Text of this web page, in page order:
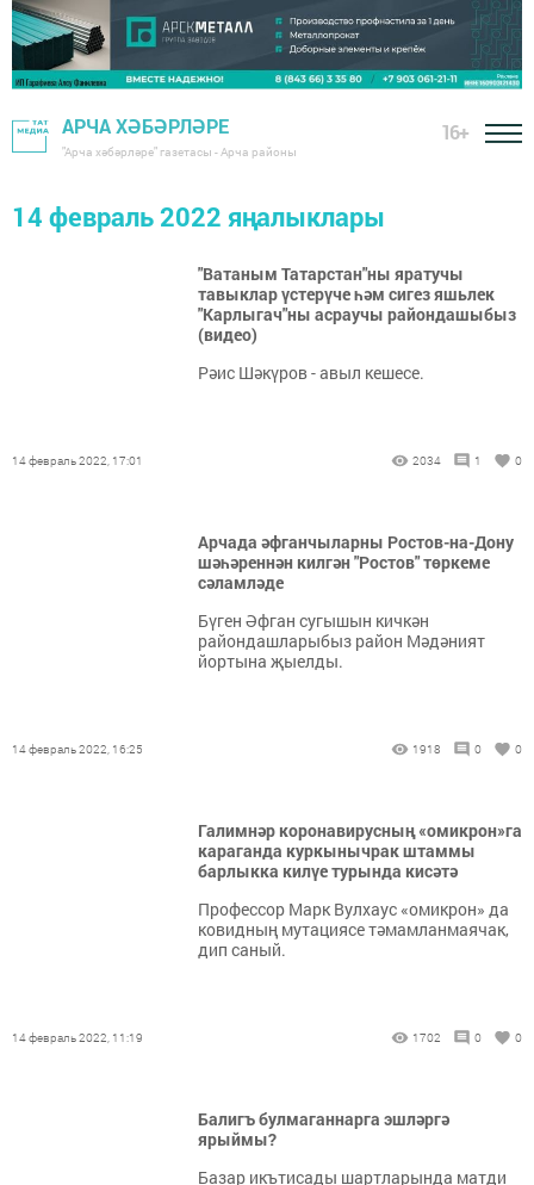
АРЧА ХӘБӘРЛӘРЕ
"Арча хәбәрләре" газетасы - Арча районы
16+
14 февраль 2022 яңалыклары
"Ватаным Татарстан"ны яратучы
тавыклар үстерүче һәм сигез яшьлек
"Карлыгач"ны асраучы райондашыбыз
(видео)
Рәис Шәкүров - авыл кешесе.
14 февраль 2022, 17:01 2034 1 0
Арчада әфганчыларны Ростов-на-Дону
шәһәреннән килгән "Ростов" төркеме
сәламләде
Бүген Әфган сугышын кичкән
райондашларыбыз район Мәдәният
йортына җыелды.
14 февраль 2022, 16:25 1918 0 0
Галимнәр коронавирусның «омикрон»га
караганда куркынычрак штаммы
барлыкка килүе турында кисәтә
Профессор Марк Вулхаус «омикрон» да
ковидның мутациясе тәмамланмаячак,
дип саный.
14 февраль 2022, 11:19 1702 0 0
Балигъ булмаганнарга эшләргә
ярыймы?
Базар икътисады шартларында матди